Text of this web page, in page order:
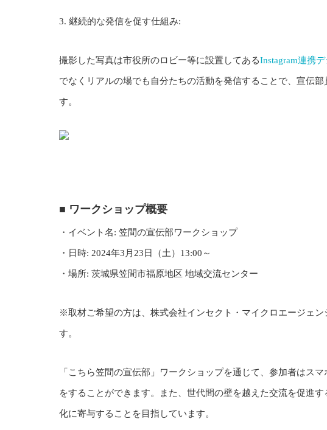
3. 継続的な発信を促す仕組み:
撮影した写真は市役所のロビー等に設置してあるInstagram連携
でなくリアルの場でも自分たちの活動を発信することで、宣伝
す。
■ ワークショップ概要
・イベント名: 笠間の宣伝部ワークショップ
・日時: 2024年3月23日（土）13:00～
・場所: 茨城県笠間市福原地区 地域交流センター
※取材ご希望の方は、株式会社インセクト・マイクロエージェン
す。
「こちら笠間の宣伝部」ワークショップを通じて、参加者はス
をすることができます。また、世代間の壁を越えた交流を促進
化に寄与することを目指しています。